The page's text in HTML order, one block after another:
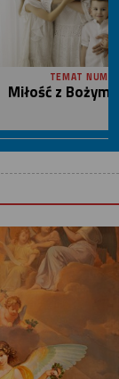
TEMAT
Miłość z